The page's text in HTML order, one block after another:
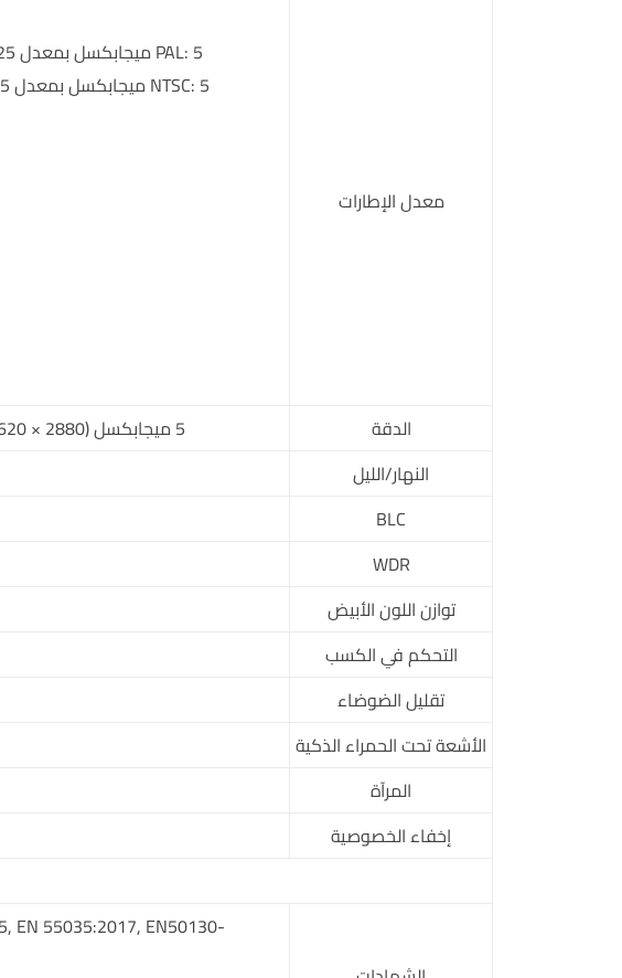
معدل الإطارات
PAL: 5 ميجابكسل بمعدل 25 إطارًا في الثانية؛ 4 ميجابكسل بمعدل 25 إطارًا في الثانية؛ 1080P بمعدل 25 إطارًا في الثانية
NTSC: 5 ميجابكسل بمعدل 25 إطارًا في الثانية؛ 4 ميجابكسل بمعدل 30 إطارًا في الثانية؛ 1080P بمعدل 30 إطارًا في الثانية
الدقة
5 ميجابكسل (2880 × 1620)؛ 4 ميجابكسل (2560 × 1440)؛ 1080p (1920 × 1080)؛ 960H (960 × 576/960 × 480)
النهار/الليل
BLC
WDR
توازن اللون الأبيض
التحكم في الكسب
تقليل الضوضاء
الأشعة تحت الحمراء الذكية
المرآة
إخفاء الخصوصية
EN 55035:2017, EN50130-